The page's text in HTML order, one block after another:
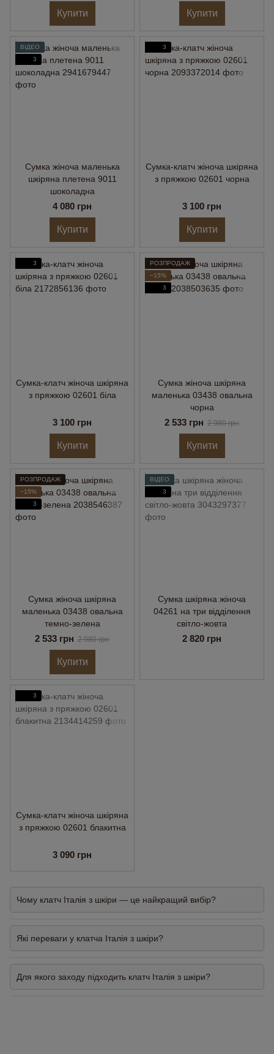
Купити Купити
ВІДЕО
3
Сумка жіноча маленька
шкіряна плетена 9011
шоколадна
4 080 грн
Купити
3
Сумка-клатч жіноча шкіряна
з пряжкою 02601 чорна
3 100 грн
Купити
3
Сумка-клатч жіноча шкіряна
з пряжкою 02601 біла
3 100 грн
Купити
РОЗПРОДАЖ
−15%
3
Сумка жіноча шкіряна
маленька 03438 овальна
чорна
2 533 грн 2 980 грн
Купити
РОЗПРОДАЖ
−15%
3
Сумка жіноча шкіряна
маленька 03438 овальна
темно-зелена
2 533 грн 2 980 грн
Купити
ВІДЕО
3
Сумка шкіряна жіноча
04261 на три відділення
світло-жовта
2 820 грн
3
Сумка-клатч жіноча шкіряна
з пряжкою 02601 блакитна
3 090 грн
Чому клатч Італія з шкіри — це найкращий вибір?
Які переваги у клатча Італія з шкіри?
Для якого заходу підходить клатч Італія з шкіри?